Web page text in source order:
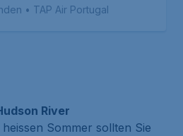
Flughafen John F. Kennedy
• TAP Air Portugal
River
Sommer sollten Sie